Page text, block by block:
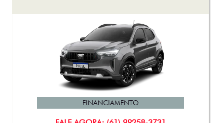
Ver oferta
PULSE
PULSE AUDACE TURBO 200 HYBRID FLEX AT 4P 2026